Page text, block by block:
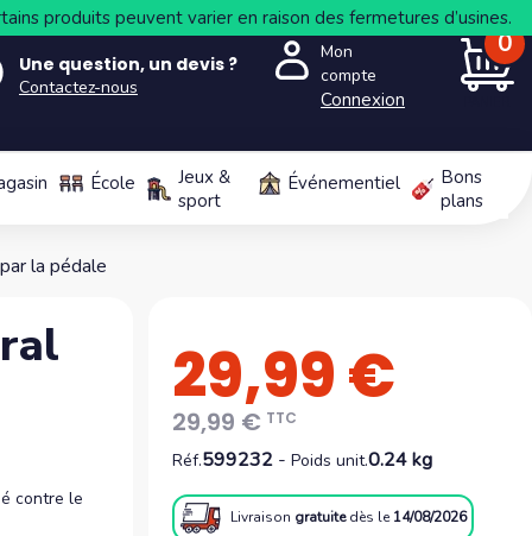
produits peuvent varier en raison des fermetures d’usines.
Une question, un devis ?
Contactez-nous
Mon
compte
Connexion
0
École
Jeux &
sport
Événementiel
Bons
plans
la pédale
contre le
29,99 €
29,99 € TTC
Réf.599232 -Poids unit.0.24 kg
Livraison gratuite dès le 14/08/2026